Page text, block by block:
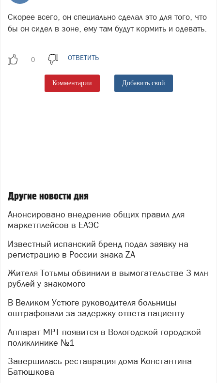
Скорее всего, он специально сделал это для того, что
бы он сидел в зоне, ему там будут кормить и одевать.
ОТВЕТИТЬ
Комментарии Добавить свой
Другие новости дня
Анонсировано внедрение общих правил для
маркетплейсов в ЕАЭС
Известный испанский бренд подал заявку на
регистрацию в России знака ZA
Жителя Тотьмы обвинили в вымогательстве 3 млн
рублей у знакомого
В Великом Устюге руководителя больницы
оштрафовали за задержку ответа пациенту
Аппарат МРТ появится в Вологодской городской
поликлинике №1
Завершилась реставрация дома Константина
Батюшкова